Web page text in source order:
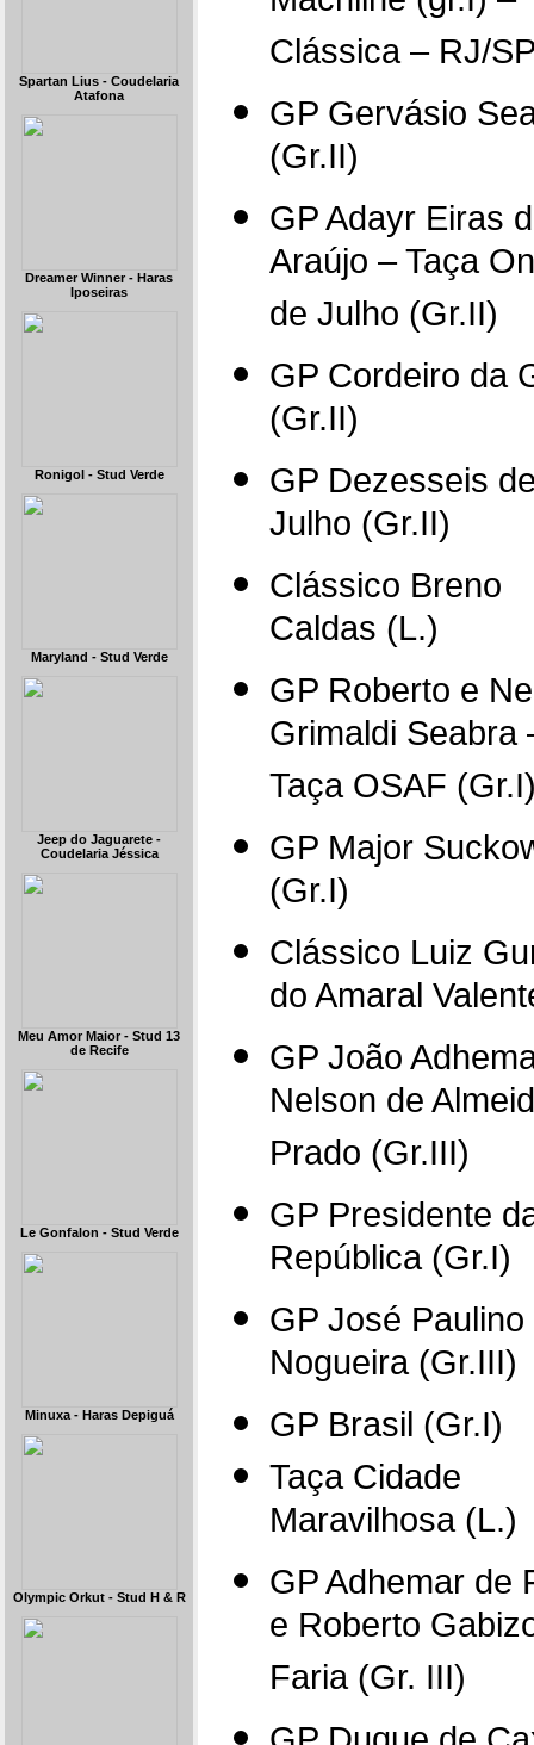
Spartan Lius - Coudelaria
Atafona
Dreamer Winner - Haras
Iposeiras
Ronigol - Stud Verde
Maryland - Stud Verde
Jeep do Jaguarete -
Coudelaria Jéssica
Meu Amor Maior - Stud 13
de Recife
Le Gonfalon - Stud Verde
Minuxa - Haras Depiguá
Olympic Orkut - Stud H & R
Clássica – RJ/
GP Gervásio
(Gr.II)
GP Adayr Eiras
Araújo – Taça
de Julho (Gr.II)
GP Cordeiro da
(Gr.II)
GP Dezesseis
Julho (Gr.II)
Clássico Breno
Caldas (L.)
GP Roberto e
Grimaldi Seabra
Taça OSAF
GP Major
(Gr.I)
Clássico Luiz
do Amaral
GP João
Nelson de
Prado (Gr.III)
GP Presidente
República (Gr.I)
GP José Paulino
Nogueira (Gr.III)
GP Brasil (Gr.I)
Taça Cidade
Maravilhosa (L.)
GP Adhemar de
e Roberto
Faria (Gr. III)